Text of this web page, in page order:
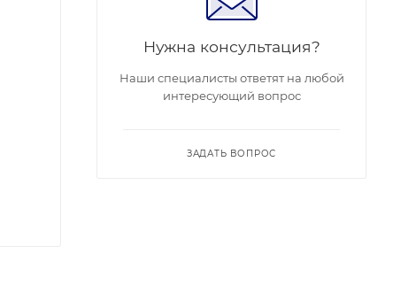
Нужна консультация?
Наши специалисты ответят на любой
интересующий вопрос
ЗАДАТЬ ВОПРОС